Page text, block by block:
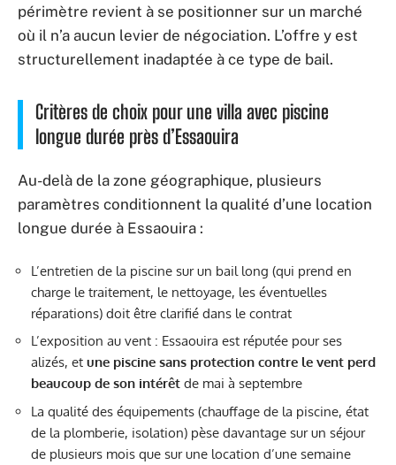
périmètre revient à se positionner sur un marché
où il n’a aucun levier de négociation. L’offre y est
structurellement inadaptée à ce type de bail.
Critères de choix pour une villa avec piscine
longue durée près d’Essaouira
Au-delà de la zone géographique, plusieurs
paramètres conditionnent la qualité d’une location
longue durée à Essaouira :
L’entretien de la piscine sur un bail long (qui prend en
charge le traitement, le nettoyage, les éventuelles
réparations) doit être clarifié dans le contrat
L’exposition au vent : Essaouira est réputée pour ses
alizés, et une piscine sans protection contre le vent perd
beaucoup de son intérêt de mai à septembre
La qualité des équipements (chauffage de la piscine, état
de la plomberie, isolation) pèse davantage sur un séjour
de plusieurs mois que sur une location d’une semaine